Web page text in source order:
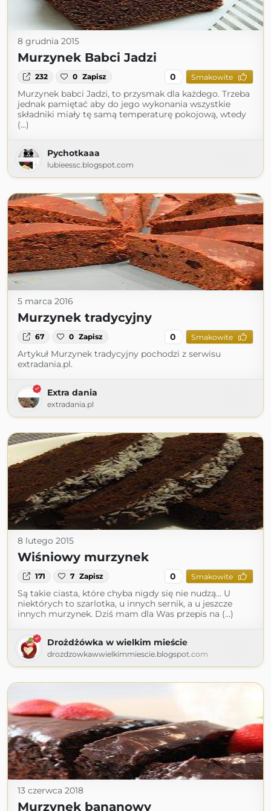
8 grudnia 2015
Murzynek Babci Jadzi
232 0 Zapisz 0 Smakowite
Murzynek babci Jadzi, to przysmak dla każdego. Trzeba
jednak pamiętać aby do jego wykonania wszystkie
składniki miały tę samą temperaturę pokojową, wtedy
(...)
Pychotkaaa
lubieessc.blogspot.com
5 marca 2016
Murzynek tradycyjny
67 0 Zapisz 0 Smakowite
Artykuł Murzynek tradycyjny pochodzi z serwisu
extradania.pl.
Extra dania
extradania.pl
8 lutego 2015
Wiśniowy murzynek
171 7 Zapisz 0 Smakowite
Są takie ciasta, które chyba nigdy się nie nudzą... U
niektórych to szarlotka, u innych sernik, a u jeszcze
innych murzynek. Dziś mam dla Was przepis na (...)
Drożdżówka w wielkim mieście
drozdzowkawwielkimmiescie.blogspot.com
13 czerwca 2018
Murzynek bananowy